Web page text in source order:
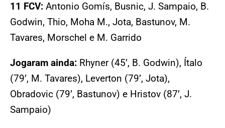
11 FCV: Antonio Gomís, Busnic, J. Sampaio, B.
Godwin, Thio, Moha M., Jota, Bastunov, M.
Tavares, Morschel e M. Garrido
Jogaram ainda: Rhyner (45’, B. Godwin), Ítalo
(79’, M. Tavares), Leverton (79’, Jota),
Obradovic (79’, Bastunov) e Hristov (87’, J.
Sampaio)